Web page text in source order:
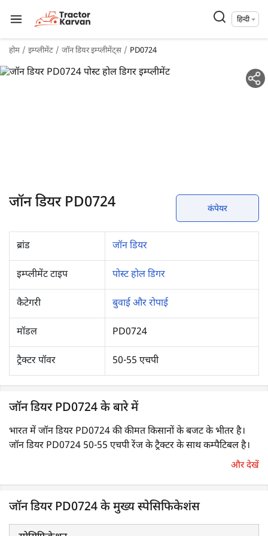
हिन्दी
होम इम्प्लीमेंट जॉन डियर इम्प्लीमेंट्स PD0724
जॉन डियर PD0724 कंपेयर
ब्रांड जॉन डियर
इम्प्लीमेंट टाइप पोस्ट होल डिगर
कैटेगरी बुवाई और रोपाई
मॉडल PD0724
ट्रैक्टर पॉवर 50-55 एचपी
जॉन डियर PD0724 के बारे में
भारत में जॉन डियर PD0724 की कीमत किसानों के बजट के भीतर है।
जॉन डियर PD0724 50-55 एचपी रेंज के ट्रैक्टर के साथ कम्पैटिबल है।
लिए किया जाता है। यह एक PTO-संचालित इम्प्लीमेंट है, जो कम समय में
बड़ी संख्या में गड्ढे खोद सकता है। इसके अलावा, इसका उपयोग किसी भी
और देखें
जॉन डियर PD0724 के मुख्य स्पेसिफिकेशंस